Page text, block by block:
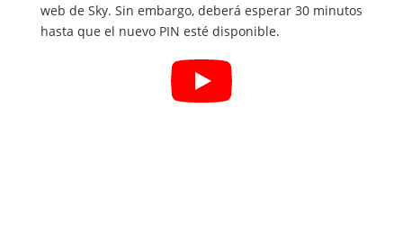
web de Sky. Sin embargo, deberá esperar 30 minutos
hasta que el nuevo PIN esté disponible.